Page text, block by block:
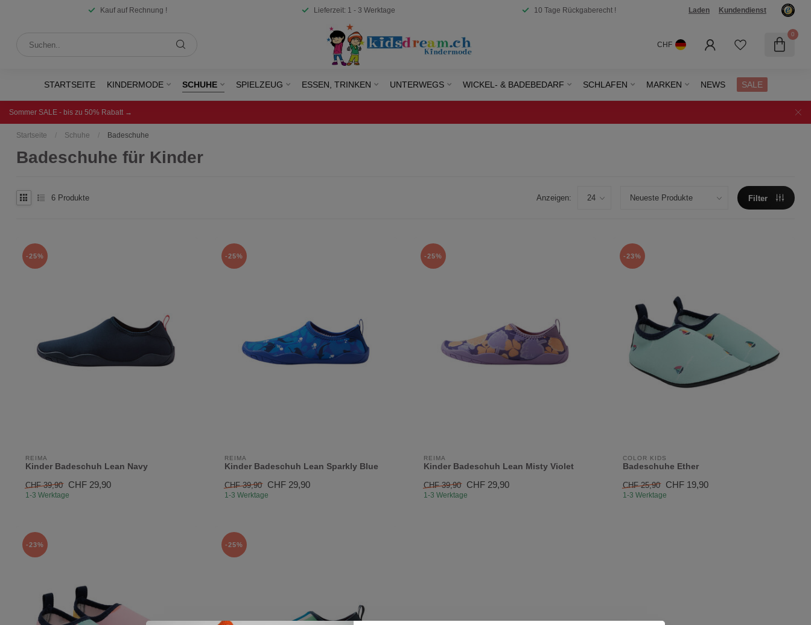
Kauf auf Rechnung ! Lieferzeit: 1 - 3 Werktage 10 Tage Rückgaberecht ! Laden Kundendienst
CHF
0
STARTSEITE KINDERMODE SCHUHE SPIELZEUG ESSEN, TRINKEN UNTERWEGS WICKEL- & BADEBEDARF SCHLAFEN MARKEN NEWS SALE
Sommer SALE - bis zu 50% Rabatt →
Startseite / Schuhe / Badeschuhe
Badeschuhe für Kinder
6 Produkte Anzeigen: Filter
-25%
REIMA
Kinder Badeschuh Lean Navy
CHF 39,90 CHF 29,90
1-3 Werktage
-25%
REIMA
Kinder Badeschuh Lean Sparkly Blue
CHF 39,90 CHF 29,90
1-3 Werktage
-25%
REIMA
Kinder Badeschuh Lean Misty Violet
CHF 39,90 CHF 29,90
1-3 Werktage
-23%
COLOR KIDS
Badeschuhe Ether
CHF 25,90 CHF 19,90
1-3 Werktage
-23% -25%